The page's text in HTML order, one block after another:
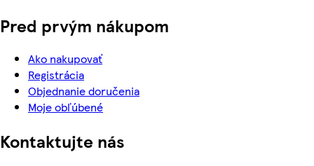
Pred prvým nákupom
Ako nakupovať
Registrácia
Objednanie doručenia
Moje obľúbené
Kontaktujte nás